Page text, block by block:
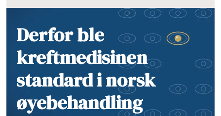
Derfor ble
kreftmedisinen
standard i norsk
øyebehandling